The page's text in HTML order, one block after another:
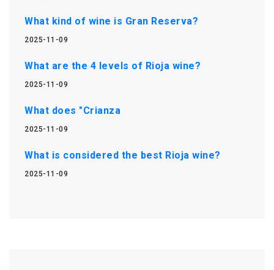
What kind of wine is Gran Reserva?
2025-11-09
What are the 4 levels of Rioja wine?
2025-11-09
What does "Crianza
2025-11-09
What is considered the best Rioja wine?
2025-11-09